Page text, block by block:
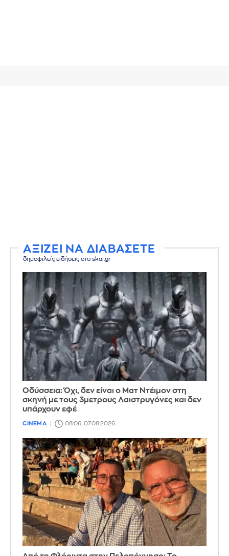
ΑΞΙΖΕΙ ΝΑ ΔΙΑΒΑΣΕΤΕ
δημοφιλείς ειδήσεις στο skai.gr
Οδύσσεια: Όχι, δεν είναι ο Ματ Ντέιμον στη
σκηνή με τους 3μετρους Λαιστρυγόνες και δεν
υπάρχουν εφέ
CINEMA 08:06, 07.08.2026